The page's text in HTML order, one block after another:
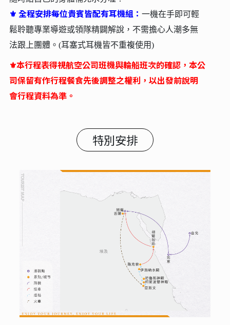
⚜ 全程安排每位貴賓皆配有耳機組： 一機在手即可輕
鬆聆聽專業導遊或領隊精闢解說，不需擔心人潮多無
法跟上團體。(耳塞式耳機皆不重複使用)
⚜本行程表得視航空公司班機與輪船班次的確認，本公
司保留有作行程餐食先後調整之權利，以出發前說明
會行程資料為準。
特別安排